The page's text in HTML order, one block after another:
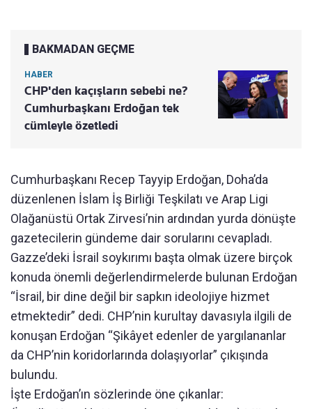
BAKMADAN GEÇME
HABER
CHP'den kaçışların sebebi ne?
Cumhurbaşkanı Erdoğan tek
cümleyle özetledi
Cumhurbaşkanı Recep Tayyip Erdoğan, Doha’da
düzenlenen İslam İş Birliği Teşkilatı ve Arap Ligi
Olağanüstü Ortak Zirvesi’nin ardından yurda dönüşte
gazetecilerin gündeme dair sorularını cevapladı.
Gazze’deki İsrail soykırımı başta olmak üzere birçok
konuda önemli değerlendirmelerde bulunan Erdoğan
“İsrail, bir dine değil bir sapkın ideolojiye hizmet
etmektedir” dedi. CHP’nin kurultay davasıyla ilgili de
konuşan Erdoğan “Şikâyet edenler de yargılananlar
da CHP’nin koridorlarında dolaşıyorlar” çıkışında
bulundu.
İşte Erdoğan’ın sözlerinde öne çıkanlar: